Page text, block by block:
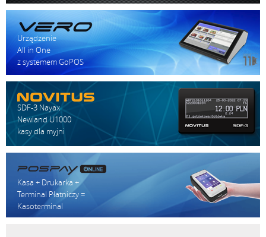
Urządzenie
All in One
z systemem GoPOS
SDF-3 Nayax
Newland U1000
kasy dla myjni
Kasa + Drukarka +
Terminal Płatniczy =
Kasoterminal